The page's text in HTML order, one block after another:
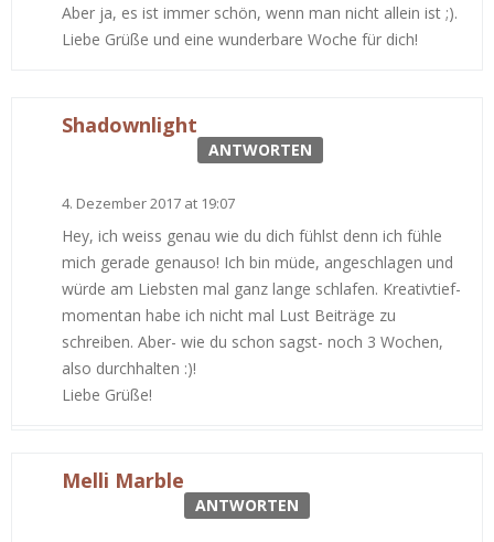
Aber ja, es ist immer schön, wenn man nicht allein ist ;).
Liebe Grüße und eine wunderbare Woche für dich!
Shadownlight
ANTWORTEN
4. Dezember 2017 at 19:07
Hey, ich weiss genau wie du dich fühlst denn ich fühle
mich gerade genauso! Ich bin müde, angeschlagen und
würde am Liebsten mal ganz lange schlafen. Kreativtief-
momentan habe ich nicht mal Lust Beiträge zu
schreiben. Aber- wie du schon sagst- noch 3 Wochen,
also durchhalten :)!
Liebe Grüße!
Melli Marble
ANTWORTEN